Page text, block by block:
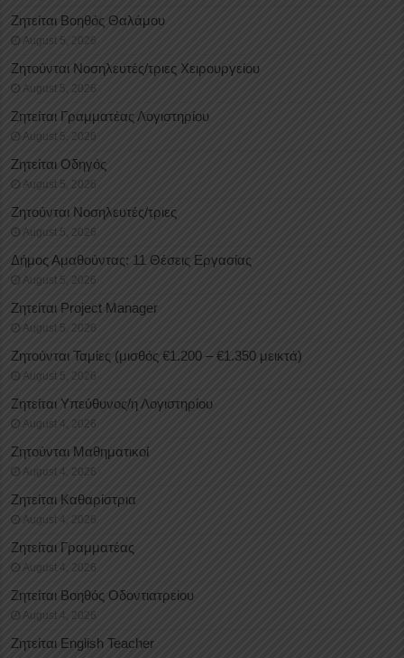
Ζητείται Βοηθός Θαλάμου
August 5, 2026
Ζητούνται Νοσηλευτές/τριες Χειρουργείου
August 5, 2026
Ζητείται Γραμματέας Λογιστηρίου
August 5, 2026
Ζητείται Οδηγός
August 5, 2026
Ζητούνται Νοσηλευτές/τριες
August 5, 2026
Δήμος Αμαθούντας: 11 Θέσεις Εργασίας
August 5, 2026
Ζητείται Project Manager
August 5, 2026
Ζητούνται Ταμίες (μισθός €1.200 – €1.350 μεικτά)
August 5, 2026
Ζητείται Υπεύθυνος/η Λογιστηρίου
August 4, 2026
Ζητούνται Μαθηματικοί
August 4, 2026
Ζητείται Καθαρίστρια
August 4, 2026
Ζητείται Γραμματέας
August 4, 2026
Ζητείται Βοηθός Οδοντιατρείου
August 4, 2026
Ζητείται English Teacher